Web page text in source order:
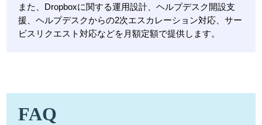
また、Dropboxに関する運用設計、ヘルプデスク開設支
援、ヘルプデスクからの2次エスカレーション対応、サー
ビスリクエスト対応などを月額定額で提供します。
FAQ